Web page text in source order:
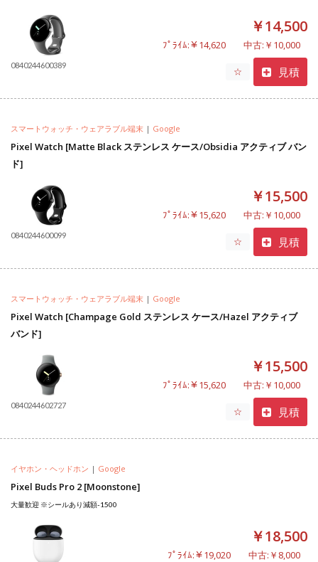
0840244600389
￥14,500
ﾌﾟﾗｲﾑ:￥14,620 中古:￥10,000
☆ 見積
スマートウォッチ・ウェアラブル端末 | Google
Pixel Watch [Matte Black ステンレス ケース/Obsidia アクティブ バン
ド]
0840244600099
￥15,500
ﾌﾟﾗｲﾑ:￥15,620 中古:￥10,000
☆ 見積
スマートウォッチ・ウェアラブル端末 | Google
Pixel Watch [Champage Gold ステンレス ケース/Hazel アクティブ
バンド]
0840244602727
￥15,500
ﾌﾟﾗｲﾑ:￥15,620 中古:￥10,000
☆ 見積
イヤホン・ヘッドホン | Google
Pixel Buds Pro 2 [Moonstone]
大量歓迎 ※シールあり減額-1500
￥18,500
ﾌﾟﾗｲﾑ:￥19,020 中古:￥8,000